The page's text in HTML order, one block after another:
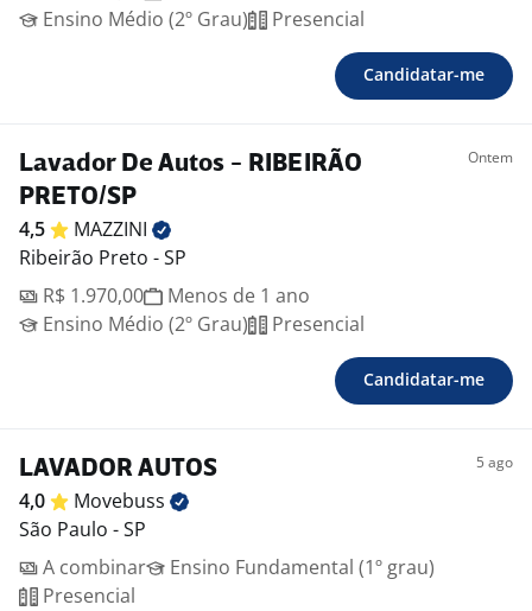
Ensino Médio (2º Grau)
Presencial
Candidatar-me
Lavador De Autos - RIBEIRÃO
PRETO/SP
Ontem
4,5
MAZZINI
Ribeirão Preto - SP
R$ 1.970,00
Menos de 1 ano
Ensino Médio (2º Grau)
Presencial
Candidatar-me
LAVADOR AUTOS 5 ago
4,0
Movebuss
São Paulo - SP
A combinar
Ensino Fundamental (1º grau)
Presencial